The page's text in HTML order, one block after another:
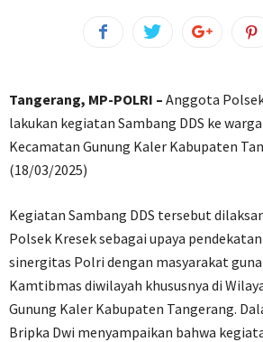
Tangerang, MP-POLRI – Anggota
lakukan kegiatan Sambang DDS ke
Kecamatan Gunung Kaler Kabupaten
(18/03/2025)
Kegiatan Sambang DDS tersebut
Polsek Kresek sebagai upaya
sinergitas Polri dengan masyarakat
Kamtibmas diwilayah khususnya di
Gunung Kaler Kabupaten Tangerang.
Bripka Dwi menyampaikan bahwa